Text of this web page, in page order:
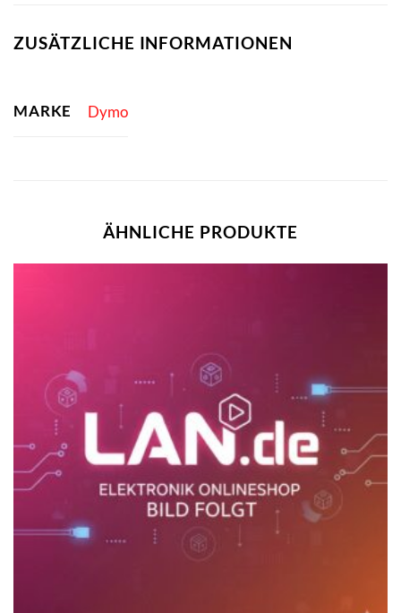
ZUSÄTZLICHE INFORMATIONEN
MARKE Dymo
ÄHNLICHE PRODUKTE